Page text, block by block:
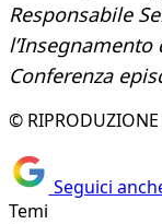
Responsabile
Conferenza
© RIPRODUZIONE
Seguici
Temi